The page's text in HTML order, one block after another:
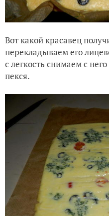
Вот какой красавец
перекладываем его
с легкость снимаем с
пекся.